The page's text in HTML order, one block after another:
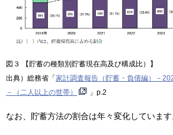
図３ 【貯蓄の種類別貯蓄現在高及び構成比）】
出典）総務省「 家計調査報告（貯蓄・負債編）－
－（二人以上の世帯）
」p.2
なお、貯蓄方法の割合は年々変化しています